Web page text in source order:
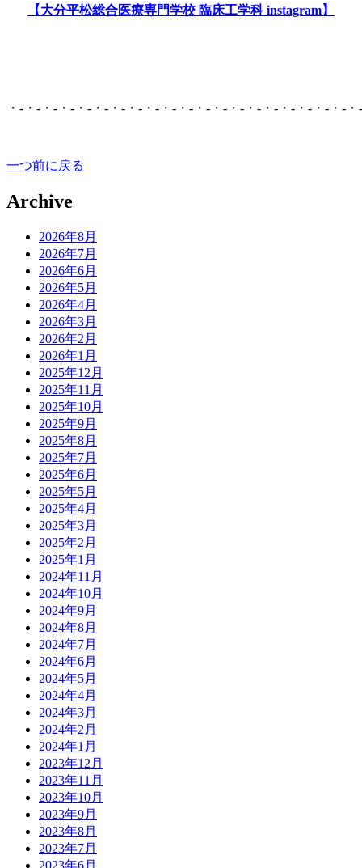
【大分平松総合医療専門学校 臨床工学科 instagram】
・-・-・-・-・-・-・-・-・-・-・-・-・-・-・-・-・-・-・-・-
一つ前に戻る
Archive
2026年8月
2026年7月
2026年6月
2026年5月
2026年4月
2026年3月
2026年2月
2026年1月
2025年12月
2025年11月
2025年10月
2025年9月
2025年8月
2025年7月
2025年6月
2025年5月
2025年4月
2025年3月
2025年2月
2025年1月
2024年11月
2024年10月
2024年9月
2024年8月
2024年7月
2024年6月
2024年5月
2024年4月
2024年3月
2024年2月
2024年1月
2023年12月
2023年11月
2023年10月
2023年9月
2023年8月
2023年7月
2023年6月